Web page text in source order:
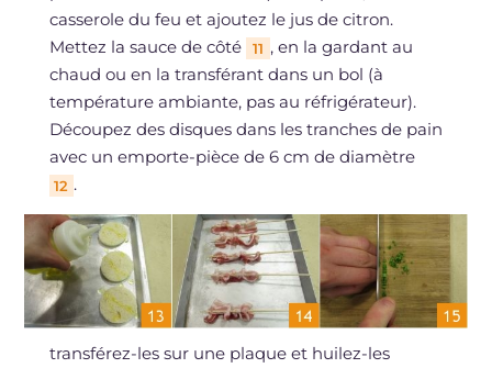
casserole du feu et ajoutez le jus de citron.
Mettez la sauce de côté
11 , en la gardant au
chaud ou en la transférant dans un bol (à
température ambiante, pas au réfrigérateur).
Découpez des disques dans les tranches de pain
avec un emporte-pièce de 6 cm de diamètre
12 .
transférez-les sur une plaque et huilez-les